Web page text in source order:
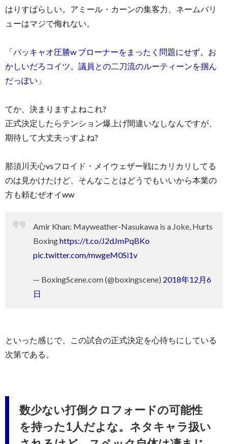
はりすばらしい。アミール・カーンの集客力、ネームバリ
ューはマジで侮れない。
「パッキャオ圧勝w ブローナーをまったく問題にせず。お
かしいだろコイツ。議員との二刀流のルーティーンを掴ん
だっぽい」
てか、決まりますよねこれ?
正式決定したらテンション爆上げ間違いなしなんですが、
期待して大丈夫っすよね?
那須川天心vsフロイド・メイウェザー戦にカリカリしてる
のは見かけたけど、そんなことはどうでもいいから本業の
方も頼むぜオイww
Amir Khan: Mayweather-Nasukawa is a Joke, Hurts
Boxinghttps://t.co/J2dJmPqBKo
pic.twitter.com/mwgeM0Si1v
— BoxingScene.com (@boxingscene) 2018年12月6
日
といった感じで、この試合の正式決定を心待ちにしている
次第である。
数少ない打倒クロフォードの可能性
を持った1人だよな。ネタキャラ扱い